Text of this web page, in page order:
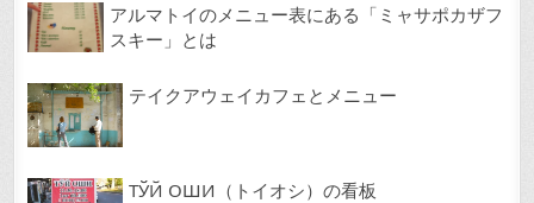
アルマトイのメニュー表にある「ミャサポカザフ
スキー」とは
テイクアウェイカフェとメニュー
ТЎЙ ОШИ（トイオシ）の看板